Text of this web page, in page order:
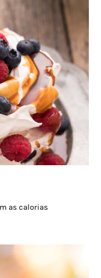
as calorias